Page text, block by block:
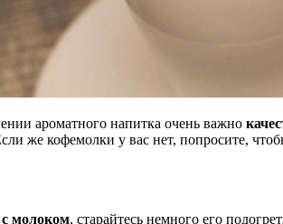
ароматного напитка очень важно
же кофемолки у вас нет, попросите,
молоком, старайтесь немного его